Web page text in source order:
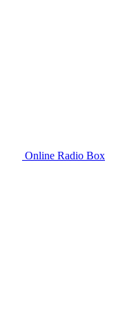
Online Radio Box